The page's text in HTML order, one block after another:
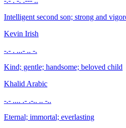
Intelligent second son; strong and
Kevin Irish
-.- . ...- .. -.
Kind; gentle; handsome; beloved child
Khalid Arabic
-.- .... .- .-.. .. -..
Eternal; immortal; everlasting